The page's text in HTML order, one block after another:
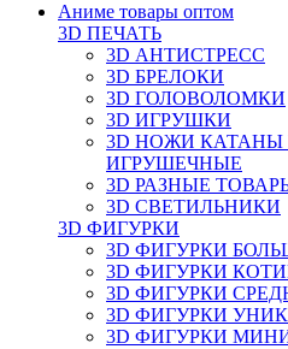
Аниме товары оптом
3D ПЕЧАТЬ
3D АНТИСТРЕСС
3D БРЕЛОКИ
3D ГОЛОВОЛОМКИ
3D ИГРУШКИ
3D НОЖИ
ИГРУШЕЧНЫЕ
3D РАЗНЫЕ
3D СВЕТИЛЬНИКИ
3D ФИГУРКИ
3D ФИГУРКИ
3D ФИГУРКИ
3D ФИГУРКИ
3D ФИГУРКИ
3D ФИГУРКИ